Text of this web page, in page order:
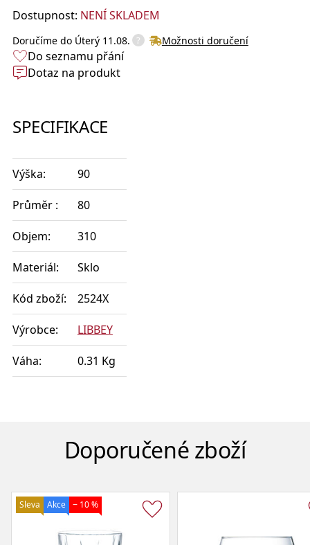
Dostupnost: NENÍ SKLADEM
Doručíme do Úterý 11.08. ? Možnosti doručení
Do seznamu přání
Dotaz na produkt
SPECIFIKACE
Výška: 90
Průměr : 80
Objem: 310
Materiál: Sklo
Kód zboží: 2524X
Výrobce: LIBBEY
Váha: 0.31 Kg
Doporučené zboží
Sleva Akce − 10 %